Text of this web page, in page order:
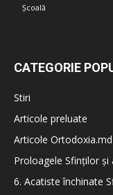
Școală
CATEGORIE
Stiri
Articole preluate
Articole Ortodoxia.md
Proloagele Sfinților și
6. Acatiste închinate